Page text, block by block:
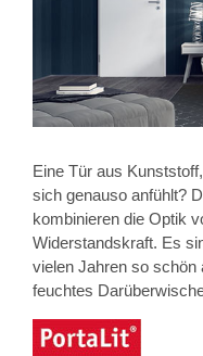
Eine Tür aus
sich genauso anfühlt?
kombinieren die Optik
Widerstandskraft. Es
vielen Jahren so schön
feuchtes